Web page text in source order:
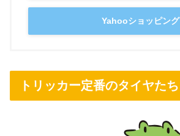
Yahooショッピング
トリッカー定番のタイヤたち